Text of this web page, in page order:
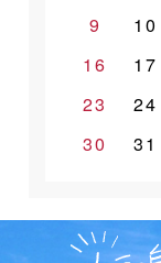
9
10
16
17
23
24
30
31